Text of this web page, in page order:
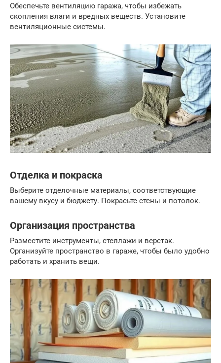
Обеспечьте вентиляцию гаража, чтобы избежать
скопления влаги и вредных веществ. Установите
вентиляционные системы.
Отделка и покраска
Выберите отделочные материалы, соответствующие
вашему вкусу и бюджету. Покрасьте стены и потолок.
Организация пространства
Разместите инструменты, стеллажи и верстак.
Организуйте пространство в гараже, чтобы было удобно
работать и хранить вещи.